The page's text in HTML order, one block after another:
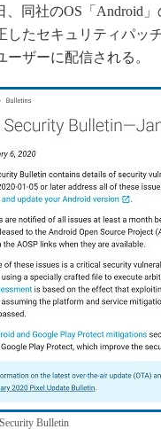
、同社のOS「Android
したセキュリティパ
ザーに配信される。
Bulletin